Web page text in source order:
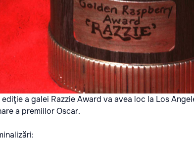
a galei Razzie Award va avea loc la Los
a premiilor Oscar.